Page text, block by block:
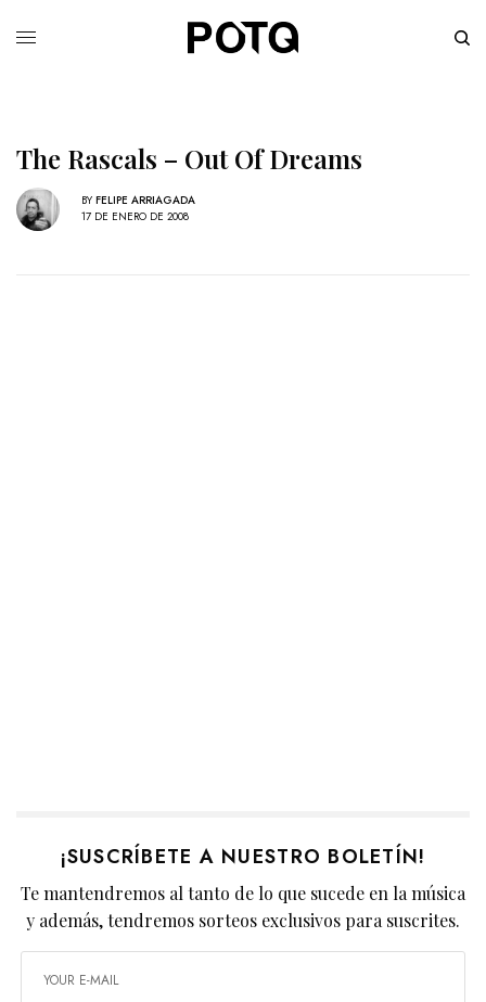
The Rascals – Out Of Dreams
BY FELIPE ARRIAGADA
17 DE ENERO DE 2008
¡SUSCRÍBETE A NUESTRO BOLETÍN!
Te mantendremos al tanto de lo que sucede en la música
y además, tendremos sorteos exclusivos para suscrites.